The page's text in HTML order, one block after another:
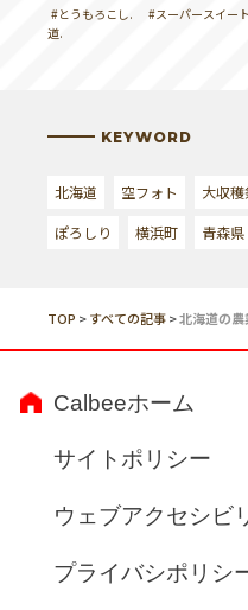
#とうもろこし. #スーパースイー
道.
KEYWORD
北海道 空フォト 大収穫
ぽろしり
横浜町 青森県
TOP >すべての記事>北海道の農業
Calbeeホーム
サイトポリシー
ウェブアクセシビ
プライバシポリシ